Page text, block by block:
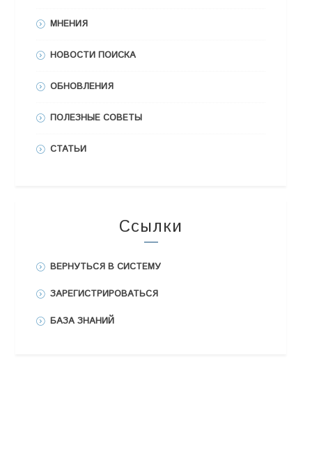
МНЕНИЯ
НОВОСТИ ПОИСКА
ОБНОВЛЕНИЯ
ПОЛЕЗНЫЕ СОВЕТЫ
СТАТЬИ
Ссылки
ВЕРНУТЬСЯ В СИСТЕМУ
ЗАРЕГИСТРИРОВАТЬСЯ
БАЗА ЗНАНИЙ